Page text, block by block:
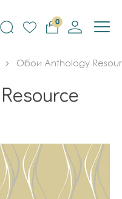
0
Обои Anthology